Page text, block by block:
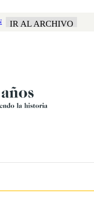
IR AL ARCHIVO